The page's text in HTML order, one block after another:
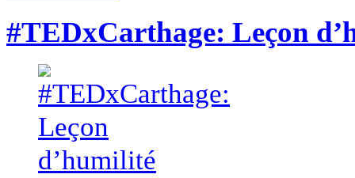
#TEDxCarthage: Leçon